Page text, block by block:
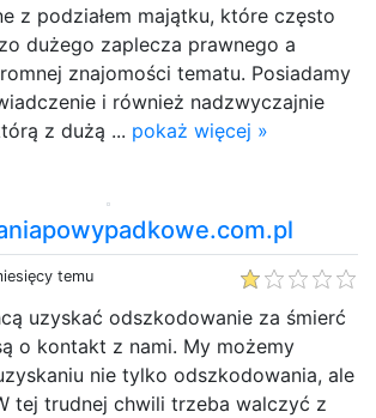
z podziałem majątku, które często
dużego zaplecza prawnego a
znajomości tematu. Posiadamy
i również nadzwyczajnie
z dużą ... pokaż więcej »
temu
uzyskać odszkodowanie za śmierć
o kontakt z nami. My możemy
nie tylko odszkodowania, ale
tej trudnej chwili trzeba walczyć z